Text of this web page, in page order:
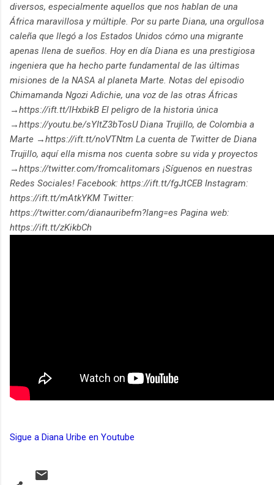
diversos, especialmente aquellos que nos hablan de una
África maravillosa y múltiple. Por su parte Diana, una orgullosa
caleña que llegó a los Estados Unidos cómo una migrante
apenas llena de sueños. Hoy en día Diana es una prestigiosa
ingeniera que ha hecho parte fundamental de las últimas
misiones de la NASA al planeta Marte. Notas del episodio
Chimamanda Ngozi Adichie, una voz de las otras Áfricas
→https://ift.tt/lHxbikB El peligro de la historia única
→https://youtu.be/sYItZ3bTosU Diana Trujillo, de Colombia a
Marte →https://ift.tt/noVTNtm La cuenta de Twitter de Diana
Trujillo, aquí ella misma nos cuenta sobre su vida y proyectos
→https://twitter.com/fromcalitomars ¡Síguenos en nuestras
Redes Sociales! Facebook: https://ift.tt/fgJtCEB Instagram:
https://ift.tt/mAtkYKM Twitter:
https://twitter.com/dianauribefm?lang=es Pagina web:
https://ift.tt/zKikbCh
Sigue a Diana Uribe en Youtube